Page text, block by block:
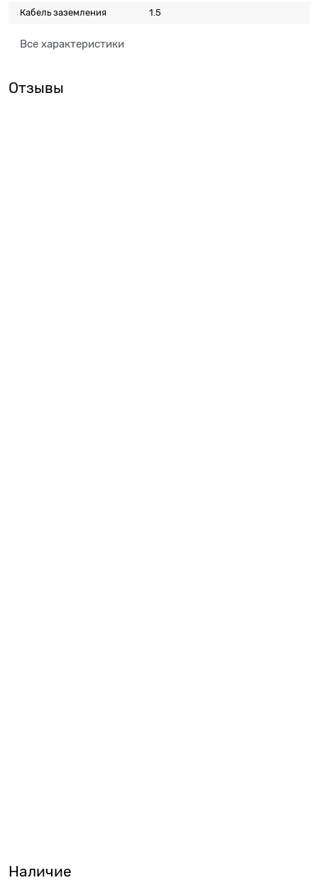
Кабель заземления 1.5
Все характеристики
Отзывы
Наличие